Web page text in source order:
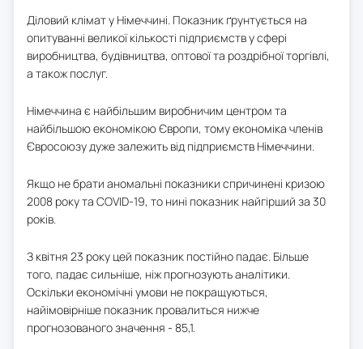
Діловий клімат у Німеччині. Показник ґрунтується на
опитуванні великої кількості підприємств у сфері
виробництва, будівництва, оптової та роздрібної торгівлі,
а також послуг.
Німеччина є найбільшим виробничим центром та
найбільшою економікою Європи, тому економіка членів
Євросоюзу дуже залежить від підприємств Німеччини.
Якщо не брати аномальні показники спричинені кризою
2008 року та COVID-19, то нині показник найгірший за 30
років.
З квітня 23 року цей показник постійно падає. Більше
того, падає сильніше, ніж прогнозують аналітики.
Оскільки економічні умови не покращуються,
найімовірніше показник провалиться нижче
прогнозованого значення - 85,1.